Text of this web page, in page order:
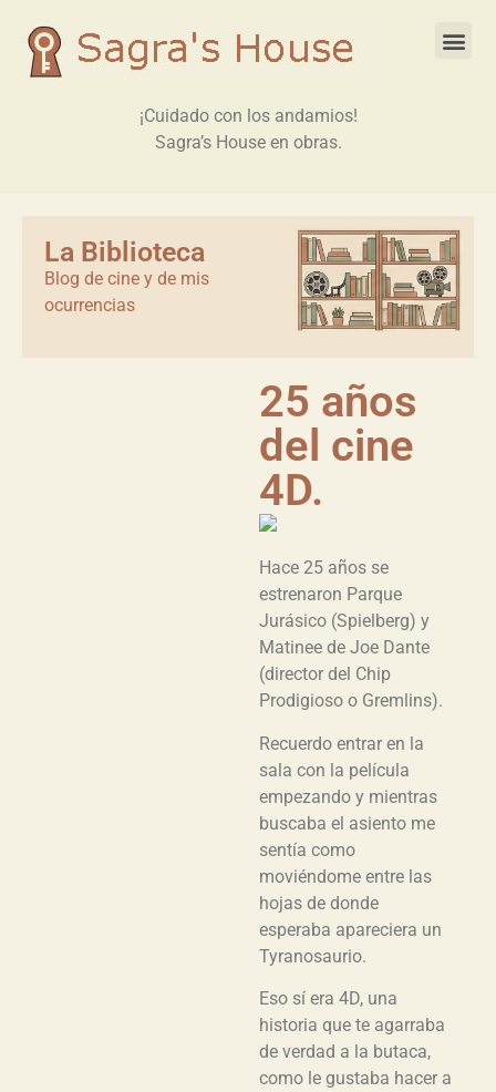
¡Cuidado con los andamios!
Sagra’s House en obras.
La Biblioteca
Blog de cine y de mis
ocurrencias
25 años
del cine
4D.
Hace 25 años se
estrenaron Parque
Jurásico (Spielberg) y
Matinee de Joe Dante
(director del Chip
Prodigioso o Gremlins).
Recuerdo entrar en la
sala con la película
empezando y mientras
buscaba el asiento me
sentía como
moviéndome entre las
hojas de donde
esperaba apareciera un
Tyranosaurio.
Eso sí era 4D, una
historia que te agarraba
de verdad a la butaca,
como le gustaba hacer a